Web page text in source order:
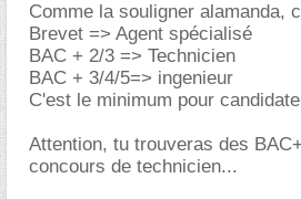
Comme la souligner alamanda,
Brevet => Agent spécialisé
BAC + 2/3 => Technicien
BAC + 3/4/5=> ingenieur
C'est le minimum pour
Attention, tu trouveras des
concours de technicien...